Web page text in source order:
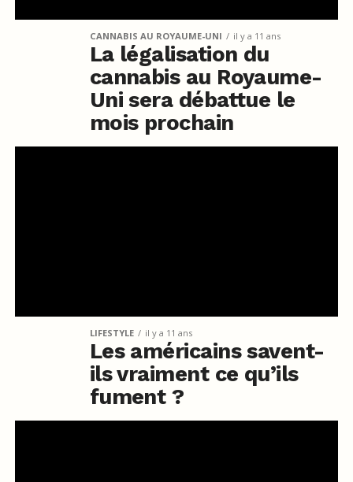
CANNABIS AU ROYAUME-UNI il y a 11 ans
La légalisation du
cannabis au Royaume-
Uni sera débattue le
mois prochain
LIFESTYLE il y a 11 ans
Les américains savent-
ils vraiment ce qu’ils
fument ?